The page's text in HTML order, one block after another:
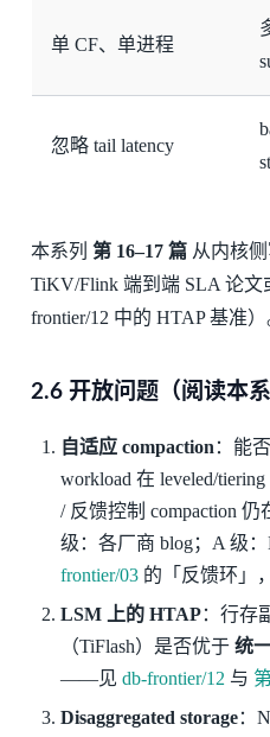
单 CF、单进程
忽略 tail latency
本系列 第 16–17 篇 从内核侧
TiKV/Flink 端到端 SLA 论文
frontier/12 中的 HTAP 基准）
2.6 开放问题（阅读本系
自适应 compaction：能
workload 在 leveled/
/ 反馈控制 compaction
级：各厂商 blog；A 级
frontier/03 的「反馈环」
LSM 上的 HTAP：行存
（TiFlash）是否优于统
——见db-frontier/12 与
Disaggregated storage：